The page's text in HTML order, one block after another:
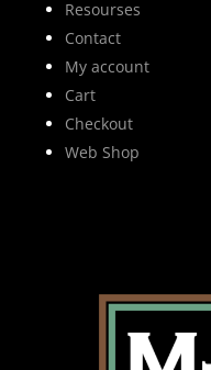
Resourses
Contact
My account
Cart
Checkout
Web Shop